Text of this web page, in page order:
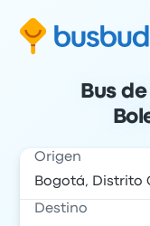
Bus
Origen
Destino